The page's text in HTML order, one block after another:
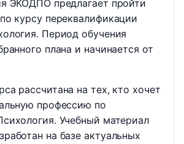
ЭКОДПО предлагает пройти
курсу переквалификации
Период обучения
плана и начинается от
рассчитана на тех, кто хочет
профессию по
Учебный материал
на базе актуальных